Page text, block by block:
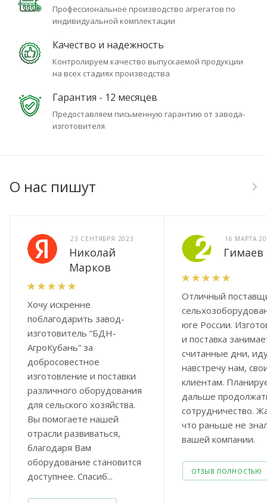
Профессиональное производство агрегатов по
индивидуальной комплектации
Качество и надежность
Контролируем качество выпускаемой продукции
на всех стадиях производства
Гарантия - 12 месяцев
Предоставляем письменную гарантию от завода-
изготовителя
О нас пишут
23 СЕНТЯБРЯ 2023
Николай
Марков
Хочу искренне
поблагодарить завод-
изготовитель “БДН-
АгроКубань” за
добросовестное
изготовление и поставки
различного оборудования
для сельского хозяйства.
Вы помогаете нашей
отрасли развиваться,
благодаря Вам
оборудование становится
доступнее. Спасиб...
16 МАРТА
Отличный
юге России.
и поставка
считанные дни,
навстречу нам,
клиентам.
дальше
сотрудничество.
что раньше не
вашей компании.
ОТЗЫВ ПОЛНОСТЬЮ